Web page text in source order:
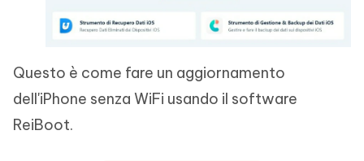
Questo è come fare un aggiornamento
dell'iPhone senza WiFi usando il software
ReiBoot.